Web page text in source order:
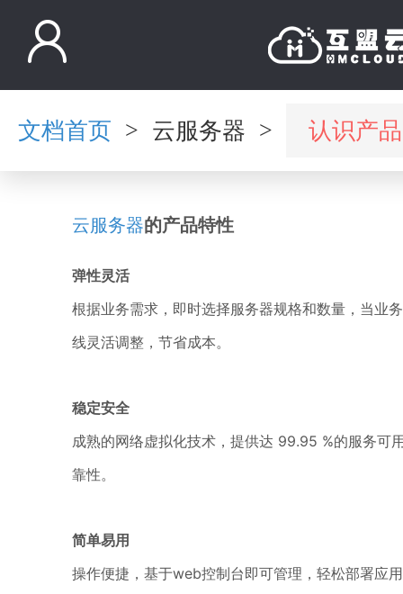
文档首页 > 云服务器 > 认识产品
云服务器的产品特性
弹性灵活
根据业务需求，即时选择服务器规格和数量，当业
线灵活调整，节省成本。
稳定安全
成熟的网络虚拟化技术，提供达 99.95 %的服务
靠性。
简单易用
操作便捷，基于web控制台即可管理，轻松部署应